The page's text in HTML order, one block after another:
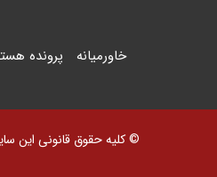
خاورمیانه پرونده
© کلیه حقوق قانونی این